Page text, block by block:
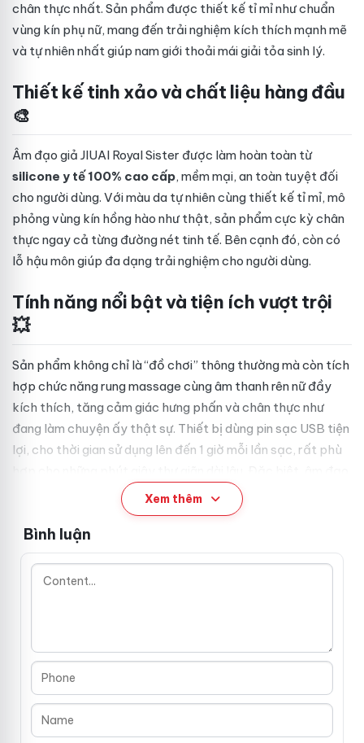
chân thực nhất. Sản phẩm được thiết kế tỉ mỉ như chuẩn
vùng kín phụ nữ, mang đến trải nghiệm kích thích mạnh mẽ
và tự nhiên nhất giúp nam giới thoải mái giải tỏa sinh lý.
Thiết kế tinh xảo và chất liệu hàng đầu
🎨
Âm đạo giả JIUAI Royal Sister được làm hoàn toàn từ
silicone y tế 100% cao cấp, mềm mại, an toàn tuyệt đối
cho người dùng. Với màu da tự nhiên cùng thiết kế tỉ mỉ, mô
phỏng vùng kín hồng hào như thật, sản phẩm cực kỳ chân
thực ngay cả từng đường nét tinh tế. Bên cạnh đó, còn có
lỗ hậu môn giúp đa dạng trải nghiệm cho người dùng.
Tính năng nổi bật và tiện ích vượt trội
💥
Sản phẩm không chỉ là “đồ chơi” thông thường mà còn tích
hợp chức năng rung massage cùng âm thanh rên nữ đầy
kích thích, tăng cảm giác hưng phấn và chân thực như
đang làm chuyện ấy thật sự. Thiết bị dùng pin sạc USB tiện
lợi, cho thời gian sử dụng lên đến 1 giờ mỗi lần sạc, rất phù
giả này còn có khả năng chống nước, dễ dàng vệ sinh và
Thông số kỹ thuật chi tiết 📏
Chất liệu: Silicone y tế cao cấp, mềm mại, không mùi
Màu sắc: Màu da tự nhiên, hồng hào
Pin: Sạc USB tiện dụng
Xem thêm
Bình luận